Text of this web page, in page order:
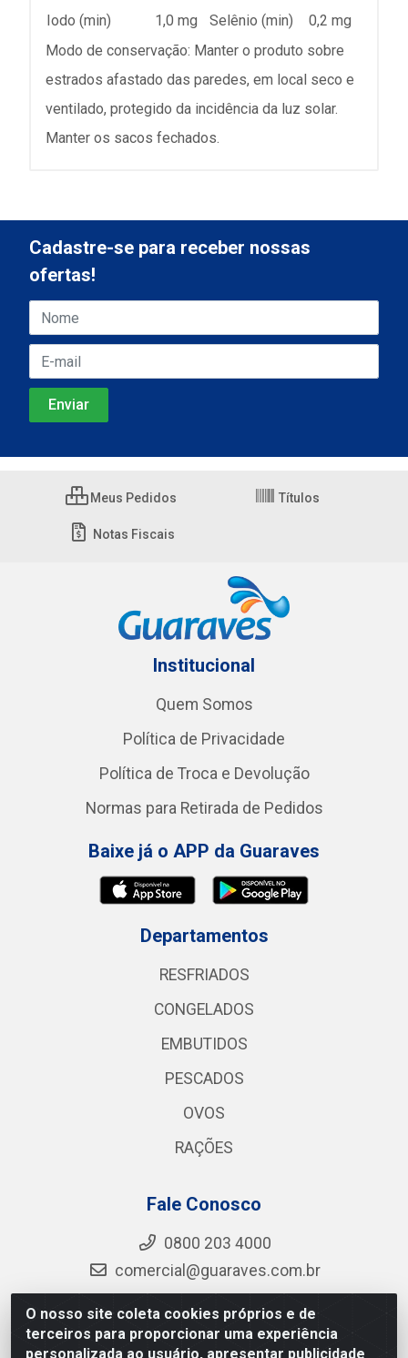
Iodo (min)
1,0 mg Selênio (min)
0,2 mg
Modo de conservação: Manter o produto sobre
estrados afastado das paredes, em local seco e
ventilado, protegido da incidência da luz solar.
Manter os sacos fechados.
O nosso site coleta cookies próprios e de
terceiros para proporcionar uma experiência
personalizada ao usuário, apresentar publicidade
Cadastre-se para receber nossas
ofertas!
Meus Pedidos Títulos
Notas Fiscais
Institucional
Quem Somos
Política de Privacidade
Política de Troca e Devolução
Normas para Retirada de Pedidos
Baixe já o APP da Guaraves
Departamentos
RESFRIADOS
CONGELADOS
EMBUTIDOS
PESCADOS
OVOS
RAÇÕES
Fale Conosco
0800 203 4000
comercial@guaraves.com.br
Guaraves - PB 075 KM 2, S/N - Zona Rural, Guarabira/PB